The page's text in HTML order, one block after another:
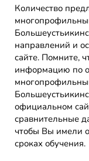
Количество
направлений и
сайте. Помните,
информацию по
официальном
сравнительные
чтобы Вы имели
сроках обучения.